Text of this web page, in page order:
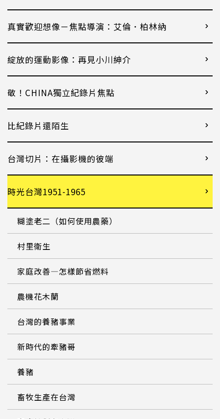
真實歡迎想像－焦點導演：艾倫．柏林納
綻放的運動影像：再見小川紳介
敬！CHINA獨立紀錄片焦點
比紀錄片還陌生
台灣切片：在攝影機的彼端
時光台灣1951-1965
糊塗老二（如何使用農藥）
村里衛生
家庭改善—怎樣節省燃料
農機花木蘭
台灣的養豬事業
新時代的牽豬哥
養豬
畜牧生產在台灣